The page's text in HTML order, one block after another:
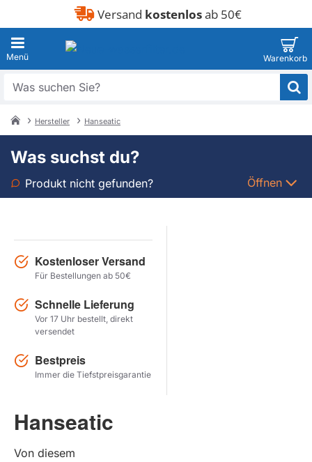
Versand kostenlosab 50€
Was
Sie?
Hersteller Hanseatic
Was suchst du?
Produkt nicht gefunden? Öffnen
PRODUKTE ANZEIGEN
Kostenloser Versand
Für Bestellungen ab 50€
Schnelle Lieferung
Vor 17 Uhr bestellt, direkt
versendet
Bestpreis
Immer die Tiefstpreisgarantie
Hanseatic
Von diesem